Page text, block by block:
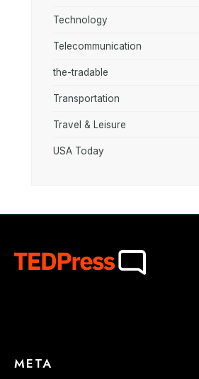
Technology
Telecommunication
the-tradable
Transportation
Travel & Leisure
USA Today
META